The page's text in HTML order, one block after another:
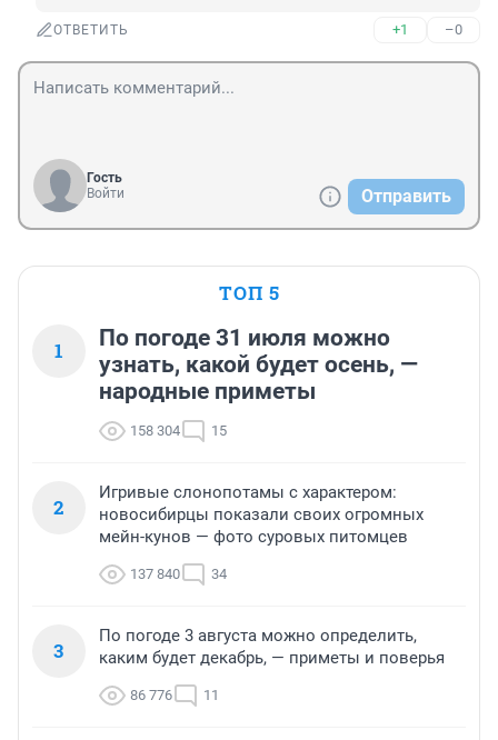
ОТВЕТИТЬ +1 –0
Гость
Войти
Отправить
ТОП 5
1
По погоде 31 июля можно
узнать, какой будет осень, —
народные приметы
158 304 15
2
Игривые слонопотамы с характером:
новосибирцы показали своих огромных
мейн-кунов — фото суровых питомцев
137 840 34
3
По погоде 3 августа можно определить,
каким будет декабрь, — приметы и поверья
86 776 11